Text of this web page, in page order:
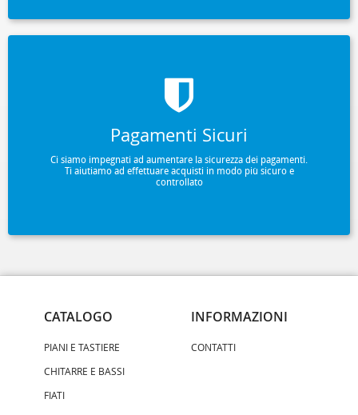
Pagamenti Sicuri
Ci siamo impegnati ad aumentare la sicurezza dei pagamenti.
Ti aiutiamo ad effettuare acquisti in modo più sicuro e
controllato
CATALOGO
PIANI E TASTIERE
CHITARRE E BASSI
FIATI
INFORMAZIONI
CONTATTI